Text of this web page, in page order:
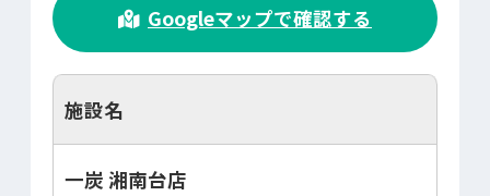
Googleマップで確認する
施設名
一炭 湘南台店